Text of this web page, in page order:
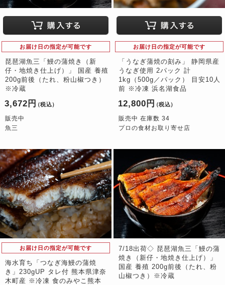
お届け日の指定が可能です
琵琶湖魚三「鰻の蒲焼き（新
仔・地焼き仕上げ）」 国産 養殖
200g前後（たれ、粉山椒つき）
※冷蔵
3,672円 （税込）
販売中
魚三
お届け日の指定が可能です
「うなぎ蒲焼の刻み」 静岡県産
うなぎ使用 2パック 計
1kg（500g／パック） 目安10人
前 ※冷凍 浜名湖食品
12,800円 （税込）
販売中 在庫数 34
プロの食材お取り寄せ店
お届け日の指定が可能です
海水育ち「つなぎ海鰻の蒲焼
き」230gUP タレ付 熊本県津奈
木町産 ※冷凍 食のみやこ熊本
7/18出荷◇ 琵琶湖魚三「鰻の蒲
焼き（新仔・地焼き仕上げ）」
国産 養殖 200g前後（たれ、粉
山椒つき）※冷蔵